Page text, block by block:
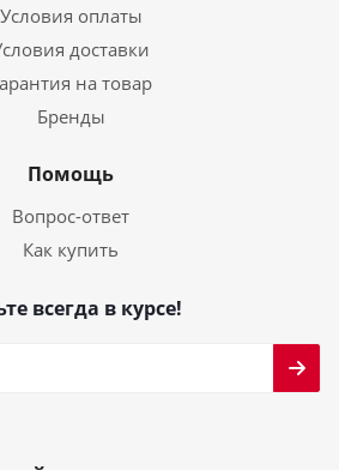
Условия оплаты
доставки
на товар
Бренды
Помощь
Вопрос-ответ
Как купить
всегда в курсе!